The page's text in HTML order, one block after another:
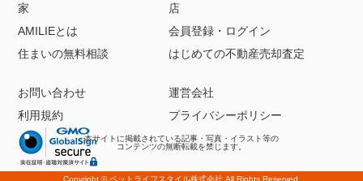
家
店
AMILIEとは
会員登録・ログイン
住まいの無料相談
はじめての不動産売却査定
お問い合わせ
運営会社
利用規約
プライバシーポリシー
本サイトに掲載されている記事・写真・イラスト等の
コンテンツの無断転載を禁じます。
Copyright ©ペットライフスタイル株式会社All Rights Reserved.